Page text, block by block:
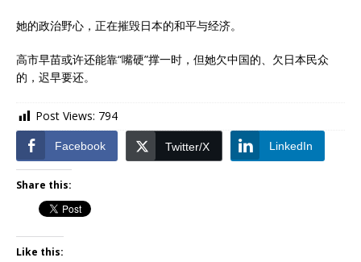
她的政治野心，正在摧毁日本的和平与经济。
高市早苗或许还能靠“嘴硬”撑一时，但她欠中国的、欠日本民众
的，迟早要还。
Post Views: 794
Facebook Twitter/X LinkedIn
Share this:
Like this: